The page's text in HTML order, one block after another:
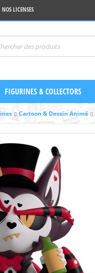
NOS LICENSES
FIGURINES & COLLECTORS
Cartoon & Dessin Animé